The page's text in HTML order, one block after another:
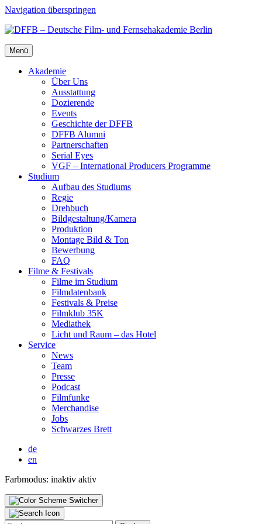
Navigation überspringen
Menü
Aka­de­mie
Über Uns
Aus­stat­tung
Dozie­ren­de
Events
Geschich­te der DFFB
DFFB Alum­ni
Part­ner­schaf­ten
Seri­al Eyes
VGF – Inter­na­tio­nal Pro­du­cers Pro­gram­me
Stu­di­um
Auf­bau des Stu­di­ums
Regie
Dreh­buch
Bildgestaltung/​​Kamera
Pro­duk­ti­on
Mon­ta­ge Bild & Ton
Bewer­bung
FAQ
Fil­me & Fes­ti­vals
Fil­me im Stu­di­um
Film­da­ten­bank
Fes­ti­vals & Prei­se
Film­klub 35K
Media­thek
Licht und Raum – das Hotel
Ser­vice
News
Team
Pres­se
Pod­cast
Film­fun­ke
Mer­chan­di­se
Jobs
Schwar­zes Brett
de
en
Farbmodus: inaktiv aktiv